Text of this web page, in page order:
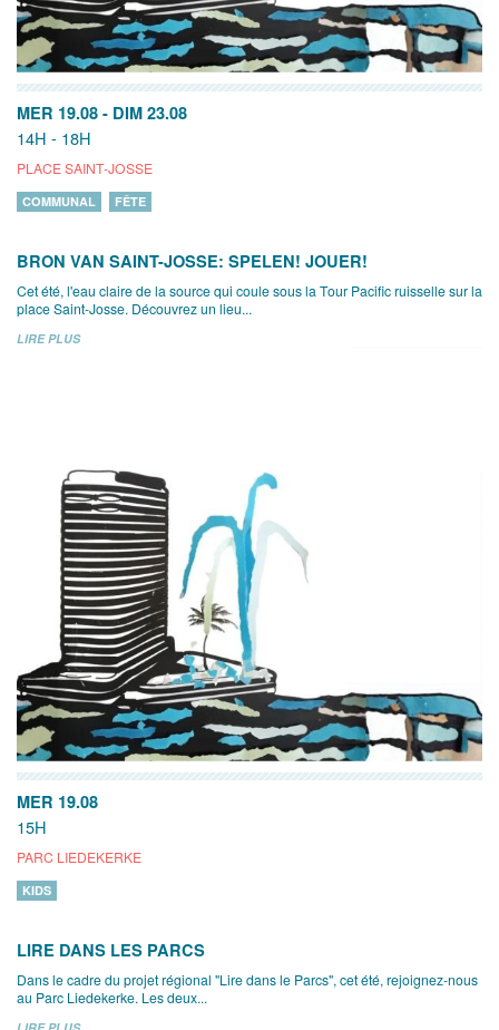
MER 19.08 - DIM 23.08
14H - 18H
PLACE SAINT-JOSSE
COMMUNAL FÊTE
BRON VAN SAINT-JOSSE: SPELEN! JOUER!
Cet été, l'eau claire de la source qui coule sous la Tour Pacific ruisselle sur la
place Saint-Josse. Découvrez un lieu...
LIRE PLUS
MER 19.08
15H
PARC LIEDEKERKE
KIDS
LIRE DANS LES PARCS
Dans le cadre du projet régional "Lire dans le Parcs", cet été, rejoignez-nous
au Parc Liedekerke. Les deux...